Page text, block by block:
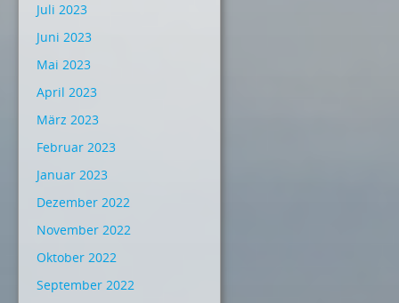
Juli 2023
Juni 2023
Mai 2023
April 2023
März 2023
Februar 2023
Januar 2023
Dezember 2022
November 2022
Oktober 2022
September 2022